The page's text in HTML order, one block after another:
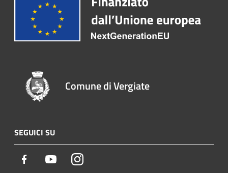
Comune di Vergiate
SEGUICI SU
Facebook YoutubeInstagram